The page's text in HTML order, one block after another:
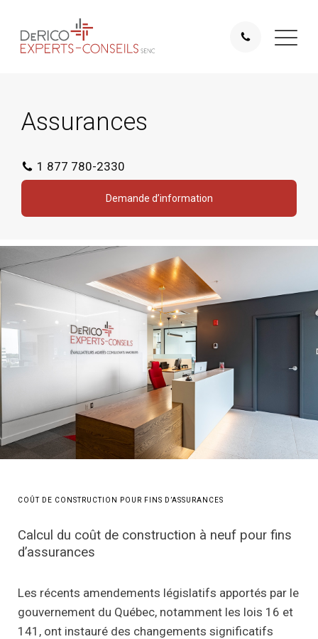
Assurances
1 877 780-2330
Demande d’information
COÛT DE CONSTRUCTION POUR FINS D’ASSURANCES
Calcul du coût de construction à neuf pour fins
d’assurances
Les récents amendements législatifs apportés par le
gouvernement du Québec, notamment les lois 16 et
141, ont instauré des changements significatifs